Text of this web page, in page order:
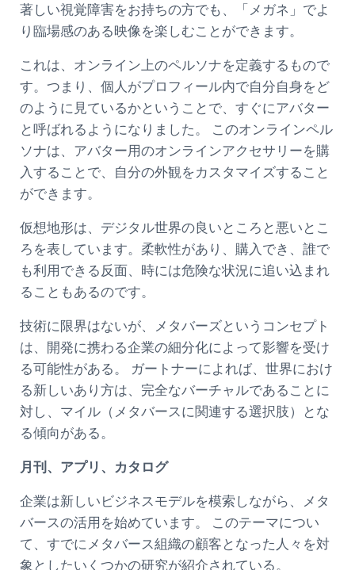
著しい視覚障害をお持ちの方でも、「メガネ」でよ
り臨場感のある映像を楽しむことができます。
これは、オンライン上のペルソナを定義するもので
す。つまり、個人がプロフィール内で自分自身をど
のように見ているかということで、すぐにアバター
と呼ばれるようになりました。 このオンラインペル
ソナは、アバター用のオンラインアクセサリーを購
入することで、自分の外観をカスタマイズすること
ができます。
仮想地形は、デジタル世界の良いところと悪いとこ
ろを表しています。柔軟性があり、購入でき、誰で
も利用できる反面、時には危険な状況に追い込まれ
ることもあるのです。
技術に限界はないが、メタバーズというコンセプト
は、開発に携わる企業の細分化によって影響を受け
る可能性がある。 ガートナーによれば、世界におけ
る新しいあり方は、完全なバーチャルであることに
対し、マイル（メタバースに関連する選択肢）とな
る傾向がある。
月刊、アプリ、カタログ
企業は新しいビジネスモデルを模索しながら、メタ
バースの活用を始めています。 このテーマについ
て、すでにメタバース組織の顧客となった人々を対
象としたいくつかの研究が紹介されている。